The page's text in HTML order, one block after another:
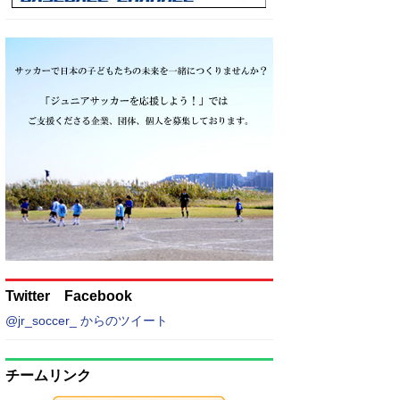
Twitter Facebook
@jr_soccer_ からのツイート
チームリンク